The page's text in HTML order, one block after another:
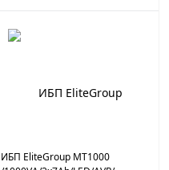
ИБП EliteGroup MT1000